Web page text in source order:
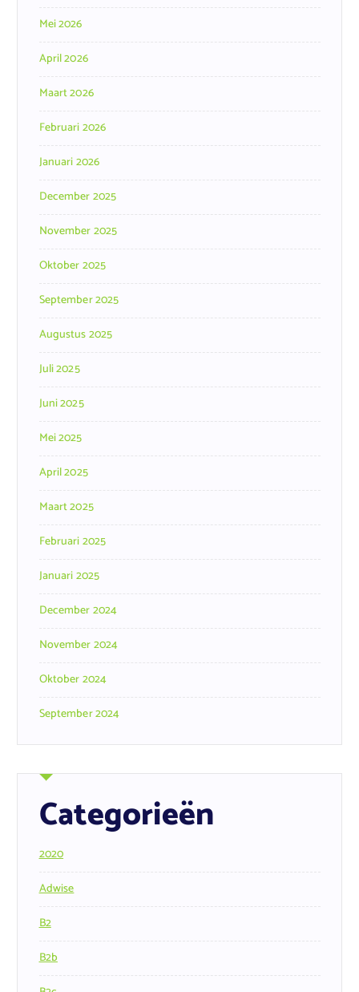
Mei 2026
April 2026
Maart 2026
Februari 2026
Januari 2026
December 2025
November 2025
Oktober 2025
September 2025
Augustus 2025
Juli 2025
Juni 2025
Mei 2025
April 2025
Maart 2025
Februari 2025
Januari 2025
December 2024
November 2024
Oktober 2024
September 2024
Categorieën
2020
Adwise
B2
B2b